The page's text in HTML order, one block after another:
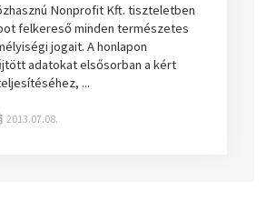
Nonprofit Kft. tiszteletben
felkereső minden természetes
jogait. A honlapon
adatokat elsősorban a kért
...
2013.07.08.